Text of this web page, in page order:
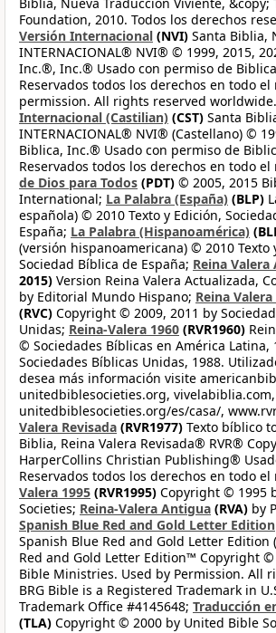
Foundation, 2010. Todos los derechos
Versión Internacional (NVI) Santa Biblia,
INTERNACIONAL® NVI® © 1999, 2015,
Inc.®, Inc.® Usado con permiso de
Reservados todos los derechos en todo
permission. All rights reserved
Internacional (Castilian) (CST) Santa
INTERNACIONAL® NVI® (Castellano) ©
Biblica, Inc.® Usado con permiso de
Reservados todos los derechos en todo el
de Dios para Todos (PDT) © 2005, 2015
International; La Palabra (España) (BLP)
española) © 2010 Texto y Edición,
España; La Palabra (Hispanoamérica)
(versión hispanoamericana) © 2010 Texto
Sociedad Bíblica de España; Reina
2015) Version Reina Valera Actualizada,
by Editorial Mundo Hispano; Reina
(RVC) Copyright © 2009, 2011 by
Unidas; Reina-Valera 1960 (RVR1960)
© Sociedades Bíblicas en América Latina,
Sociedades Bíblicas Unidas, 1988.
desea más información visite
unitedbiblesocieties.org, vivelabiblia.com,
unitedbiblesocieties.org/es/casa/,
Valera Revisada (RVR1977) Texto bíblico
Biblia, Reina Valera Revisada® RVR®
HarperCollins Christian Publishing®
Reservados todos los derechos en todo el
Valera 1995 (RVR1995) Copyright © 1995
Societies; Reina-Valera Antigua (RVA) by
Spanish Blue Red and Gold Letter Edition
Spanish Blue Red and Gold Letter Edition
Red and Gold Letter Edition™ Copyright ©
Bible Ministries. Used by Permission. All
BRG Bible is a Registered Trademark in
Trademark Office #4145648; Traducción
(TLA) Copyright © 2000 by United Bible